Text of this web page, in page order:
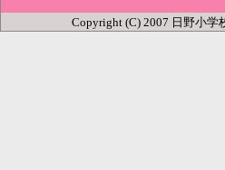
Copyright (C) 2007 日野小学